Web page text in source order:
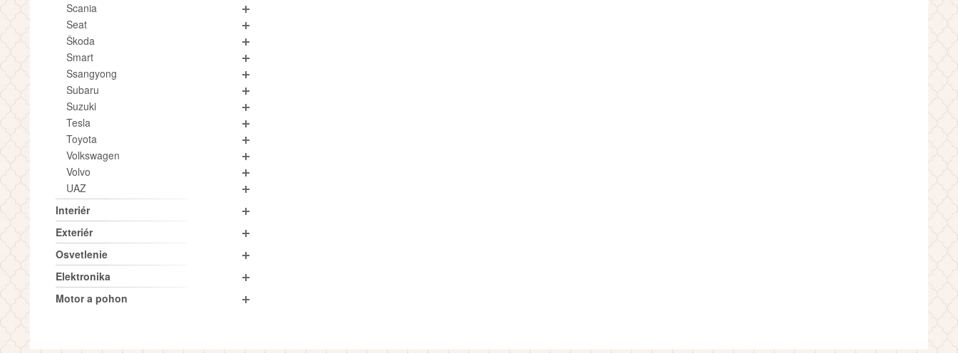
Scania
Seat
Škoda
Smart
Ssangyong
Subaru
Suzuki
Tesla
Toyota
Volkswagen
Volvo
UAZ
Interiér
Exteriér
Osvetlenie
Elektronika
Motor a pohon